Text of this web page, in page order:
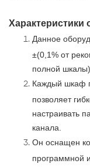
Характеристики
Данное
±(0,1% от
полной шкалы)
Каждый шкаф
позволяет
настраивать
канала.
Он оснащен
программной